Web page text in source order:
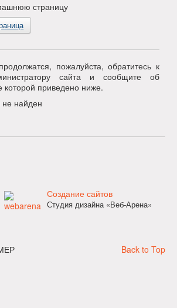
страницу
пожалуйста, обратитесь к
сайта и сообщите об
приведено ниже.
найден
Создание сайтов
Студия дизайна «Веб-Арена»
Back to Top